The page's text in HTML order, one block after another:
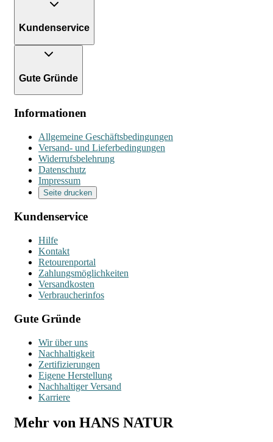
Kundenservice
Gute Gründe
Informationen
Allgemeine Geschäftsbedingungen
Versand- und Lieferbedingungen
Widerrufsbelehrung
Datenschutz
Impressum
Seite drucken
Kundenservice
Hilfe
Kontakt
Retourenportal
Zahlungsmöglichkeiten
Versandkosten
Verbraucherinfos
Gute Gründe
Wir über uns
Nachhaltigkeit
Zertifizierungen
Eigene Herstellung
Nachhaltiger Versand
Karriere
Mehr von HANS NATUR